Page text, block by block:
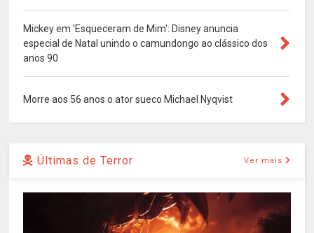
Mickey em 'Esqueceram de Mim': Disney anuncia
especial de Natal unindo o camundongo ao clássico dos
anos 90
Morre aos 56 anos o ator sueco Michael Nyqvist
Últimas de Terror Ver mais